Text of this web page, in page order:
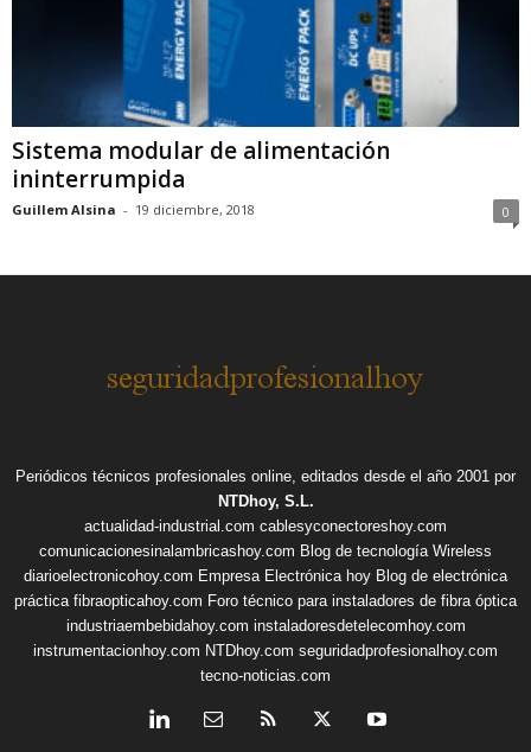
Sistema modular de alimentación
ininterrumpida
Guillem Alsina - 19 diciembre, 2018 0
Periódicos técnicos profesionales online, editados desde el año 2001 por
NTDhoy, S.L.
actualidad-industrial.com cablesyconectoreshoy.com
comunicacionesinalambricashoy.com Blog de tecnología Wireless
diarioelectronicohoy.com Empresa Electrónica hoy Blog de electrónica
práctica fibraopticahoy.com Foro técnico para instaladores de fibra óptica
industriaembebidahoy.com instaladoresdetelecomhoy.com
instrumentacionhoy.com NTDhoy.com seguridadprofesionalhoy.com
tecno-noticias.com